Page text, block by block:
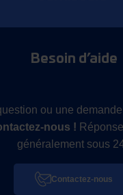
Besoin d’aide
ou une
nous !
généralement sous
Contactez-nous